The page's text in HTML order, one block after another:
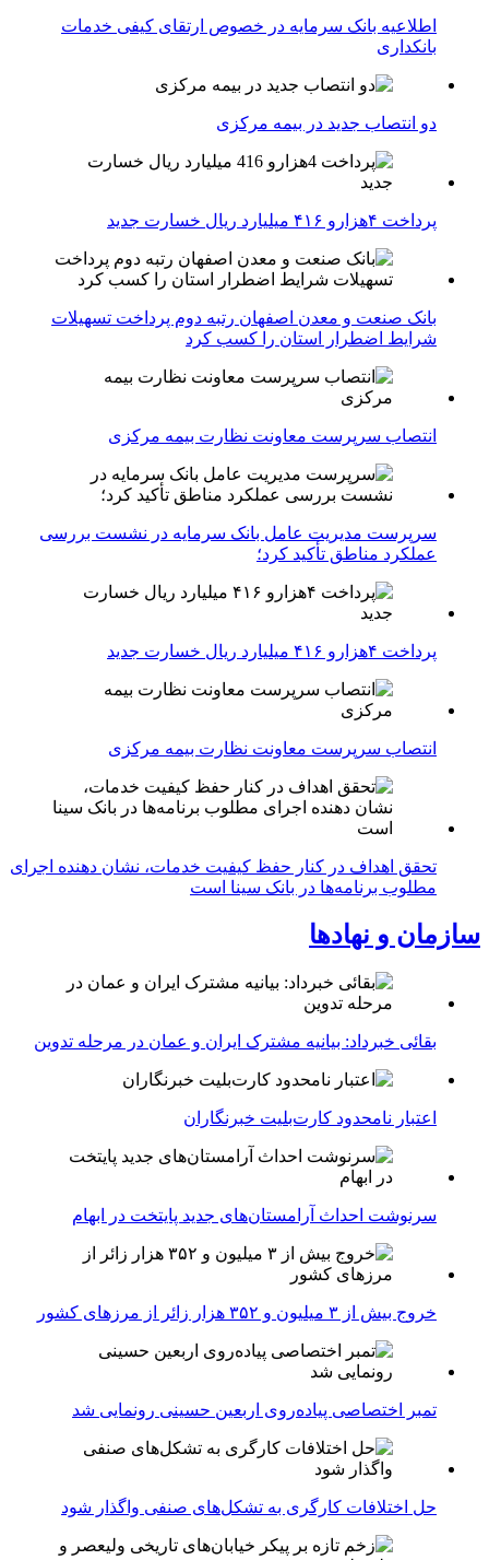
اطلاعیه بانک سرمایه در خصوص ارتقای کیفی خدمات
بانکداری
دو انتصاب جدید در بیمه مركزی
پرداخت ۴هزارو ۴۱۶ میلیارد ریال خسارت جدید
بانک صنعت و معدن اصفهان رتبه دوم پرداخت تسهیلات
شرایط اضطرار استان را کسب کرد
انتصاب سرپرست معاونت نظارت بیمه مرکزی
سرپرست مدیریت عامل بانک سرمایه در نشست بررسی
عملکرد مناطق تأکید کرد؛
پرداخت ۴هزارو ۴۱۶ میلیارد ریال خسارت جدید
انتصاب سرپرست معاونت نظارت بیمه مرکزی
تحقق اهداف در کنار حفظ کیفیت خدمات، نشان دهنده اجرای
مطلوب برنامه‌ها در بانک سینا است
سازمان و نهادها
بقائی خبرداد: بیانیه مشترک ایران و عمان در مرحله تدوین
اعتبار نامحدود کارت‌بلیت خبرنگاران
سرنوشت احداث آرامستان‌های جدید پایتخت در ابهام
خروج بیش از ۳ میلیون و ۳۵۲ هزار زائر از مرزهای کشور
تمبر اختصاصی پیاده‌روی اربعین حسینی رونمایی شد
حل اختلافات کارگری به تشکل‌های صنفی واگذار شود